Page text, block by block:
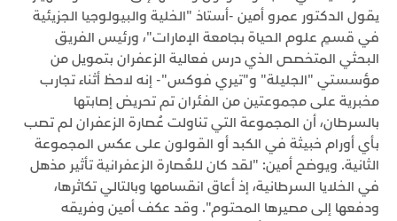
يقول الدكتور عمرو أمين -أستاذ "الخلية والبيولوجيا الجزيئية
في قسمِ علوم الحياة بجامعة الإمارات"، ورئيس الفريق
البحثي المتخصص الذي درس فعالية الزعفران بتمويل من
مؤسستي "الجليلة" و"تيري فوكس"- إنه لاحظ أثناء تجارب
مخبرية على مجموعتين من الفئران تم تحريض إصابتها
بالسرطان، أن المجموعة التي تناولت عُصارة الزعفران لم تصب
بأي أورام خبيثة في الكبد أو القولون على عكس المجموعة
الثانية. ويوضح أمين: "لقد كان للعُصارة الزعفرانية تأثير مذهل
في الخلايا السرطانية، إذ أعاق انقسامها وبالتالي تكاثرها،
ودفعها إلى مصيرها المحتوم". وقد عكف أمين وفريقه